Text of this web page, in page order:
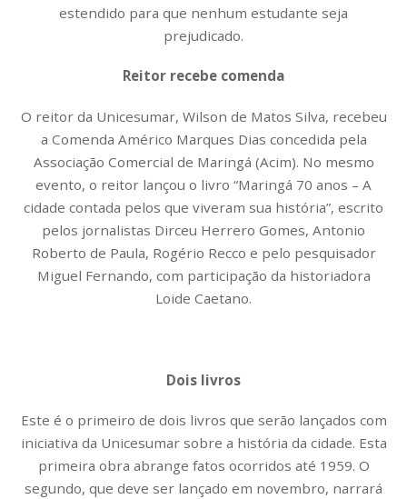
estendido para que nenhum estudante seja
prejudicado.
Reitor recebe comenda
O reitor da Unicesumar, Wilson de Matos Silva, recebeu
a Comenda Américo Marques Dias concedida pela
Associação Comercial de Maringá (Acim). No mesmo
evento, o reitor lançou o livro “Maringá 70 anos – A
cidade contada pelos que viveram sua história”, escrito
pelos jornalistas Dirceu Herrero Gomes, Antonio
Roberto de Paula, Rogério Recco e pelo pesquisador
Miguel Fernando, com participação da historiadora
Loide Caetano.
Dois livros
Este é o primeiro de dois livros que serão lançados com
iniciativa da Unicesumar sobre a história da cidade. Esta
primeira obra abrange fatos ocorridos até 1959. O
segundo, que deve ser lançado em novembro, narrará